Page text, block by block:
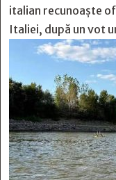
italian recunoaște
Italiei, după un vot